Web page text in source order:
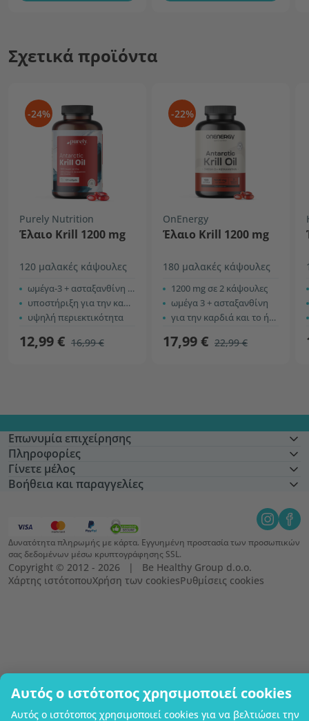
Αυτός ο ιστότοπος χρησιμοποιεί cookies
Αυτός ο ιστότοπος χρησιμοποιεί cookies για να βελτιώσει την
Σχετικά προϊόντα
-24%
Purely Nutrition
Έλαιο Krill 1200 mg
120 μαλακές κάψουλες
ωμέγα-3 + ασταξανθίνη + χολίνη
υποστήριξη για την καρδιά και το ήπαρ
υψηλή περιεκτικότητα
12,99 € 16,99 €
-22%
OnEnergy
Έλαιο Krill 1200 mg
180 μαλακές κάψουλες
1200 mg σε 2 κάψουλες
ωμέγα 3 + ασταξανθίνη
για την καρδιά και το ήπαρ
17,99 € 22,99 €
Επωνυμία επιχείρησης
Πληροφορίες
Γίνετε μέλος
Βοήθεια και παραγγελίες
Δυνατότητα πληρωμής με κάρτα. Εγγυημένη προστασία των προσωπικών
σας δεδομένων μέσω κρυπτογράφησης SSL.
Copyright © 2012 - 2026   |   Be Healthy Group d.o.o.
Χάρτης ιστότοπουΧρήση των cookiesΡυθμίσεις cookies